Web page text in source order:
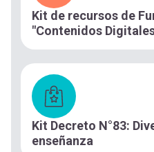
Kit de recursos de
"Contenidos
Kit Decreto N°83:
enseñanza